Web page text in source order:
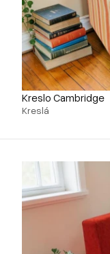
Kreslo Cambridge
Kreslá